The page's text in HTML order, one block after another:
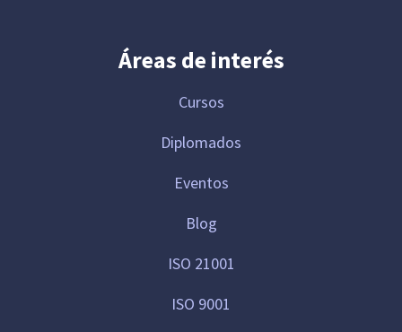
Áreas de interés
Cursos
Diplomados
Eventos
Blog
ISO 21001
ISO 9001